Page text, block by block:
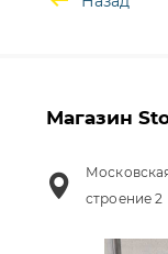
Магазин
строение 2